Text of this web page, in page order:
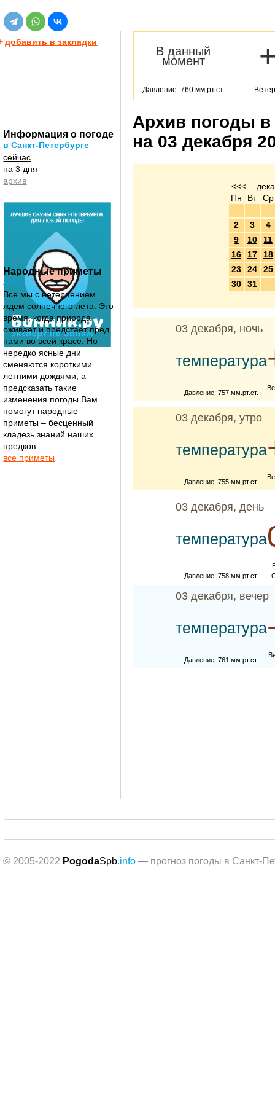
добавить в закладки
Информация о погоде
в Санкт-Петербурге
сейчас
на 3 дня
архив
Народные приметы
лета
Все мы с нетерпением
ждем солнечного лета. Это
время, когда природа
оживает и предстает пред
нами во всей красе. Но
нередко ясные дни
сменяются короткими
летними дождями, а
предсказать такие
изменения погоды Вам
помогут народные
приметы – бесценный
кладезь знаний наших
предков.
все приметы
В данный
момент
Давление: 760 мм.рт.ст.
Архив погоды в
на 03 декабря
<<<
Пн
Вт Ср
2 3
4
9
10
11
16
17
18
23
24
25
30
31
03 декабря, ночь
температура
Давление: 757 мм.рт.ст.
03 декабря, утро
температура
Давление: 755 мм.рт.ст.
03 декабря, день
температура
Давление: 758 мм.рт.ст.
03 декабря, вечер
температура
Давление: 761 мм.рт.ст.
© 2005-2022 PogodaSpb.info — прогноз погоды в Санкт-